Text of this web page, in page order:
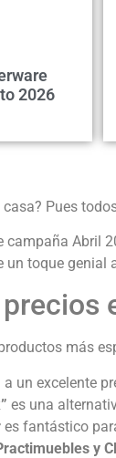
2026
Pues
campaña Abril
toque genial
más
a un excelente
es una
es fantástico
y